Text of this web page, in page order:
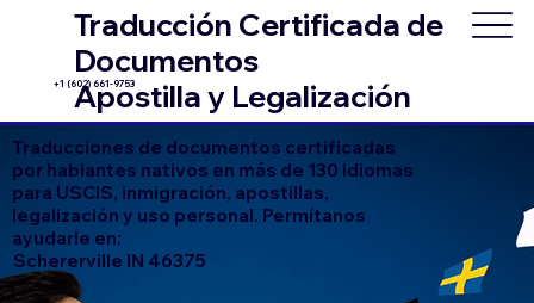
Traducción Certificada de
Documentos
Apostilla y Legalización
+1 (602) 661-9753
Traducciones de documentos certificadas
por hablantes nativos en más de 130 idiomas
para USCIS, inmigración, apostillas,
legalización y uso personal. Permítanos
ayudarle en:
Schererville IN 46375